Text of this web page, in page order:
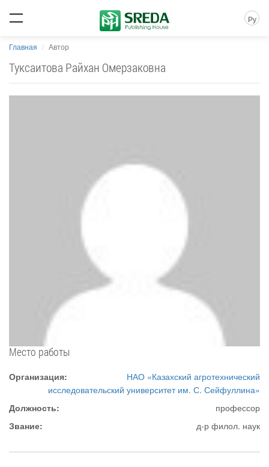
Ру
Главная Автор
Туксаитова Райхан Омерзаковна
Место работы
Организация:
НАО «Казахский агротехнический
исследовательский университет им. С. Сейфуллина»
Должность:
профессор
Звание:
д-р филол. наук